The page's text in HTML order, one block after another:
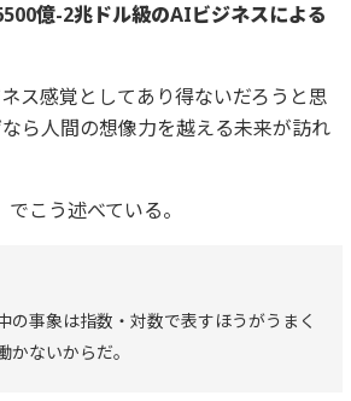
億-2兆ドル級のAIビジネスによる
ス感覚としてあり得ないだろうと思
ら人間の想像力を越える未来が訪れ
でこう述べている。
事象は指数・対数で表すほうがうまく
ないからだ。